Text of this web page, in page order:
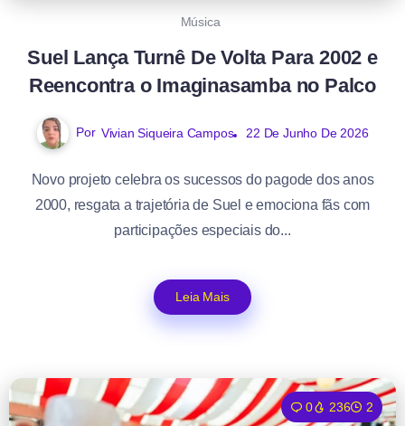
Música
Suel Lança Turnê De Volta Para 2002 e
Reencontra o Imaginasamba no Palco
Por Vivian Siqueira Campos 22 De Junho De 2026
Novo projeto celebra os sucessos do pagode dos anos
2000, resgata a trajetória de Suel e emociona fãs com
participações especiais do...
Leia Mais
0 236 2